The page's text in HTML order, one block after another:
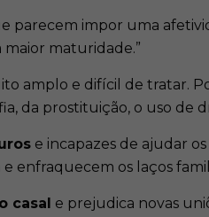
parecem impor uma
maturidade.”
amplo e difícil de tratar.
da prostituição, o uso de
e incapazes de ajudar
enfraquecem os laços
casal e prejudica novas